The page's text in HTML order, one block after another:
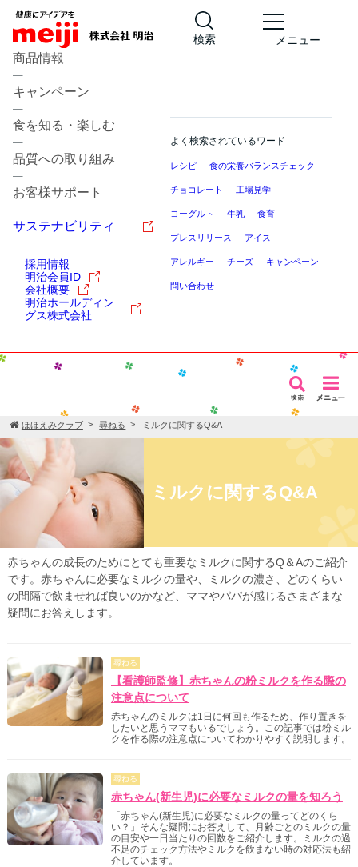
検索 メニュー
商品情報
キャンペーン
食を知る・楽しむ
品質への取り組み
お客様サポート
サステナビリティ
採用情報
明治会員ID
会社概要
明治ホールディン
グス株式会社
よく検索されているワード
レシピ 食の栄養バランスチェック
チョコレート 工場見学
ヨーグルト 牛乳 食育
プレスリリース アイス
アレルギー チーズ キャンペーン
問い合わせ
ほほえみクラブ 尋ねる ミルクに関するQ&A
ミルクに関するQ&A
赤ちゃんの成長のためにとても重要なミルクに関するQ＆Aのご紹介
です。赤ちゃんに必要なミルクの量や、ミルクの濃さ、どのくらい
の間隔で飲ませれば良いのかなど、ママやパパが感じるさまざまな
疑問にお答えします。
尋ねる
【看護師監修】赤ちゃんの粉ミルクを作る際の
注意点について
赤ちゃんのミルクは1日に何回も作るため、作り置きを
したいと思うママもいるでしょう。この記事では粉ミル
クを作る際の注意点についてわかりやすく説明します。
尋ねる
赤ちゃん(新生児)に必要なミルクの量を知ろう
「赤ちゃん(新生児)に必要なミルクの量ってどのくら
い？」そんな疑問にお答えして、月齢ごとのミルクの量
の目安や一日当たりの回数をご紹介します。ミルクの過
不足のチェック方法やミルクを飲まない時の対応法も紹
介しています。